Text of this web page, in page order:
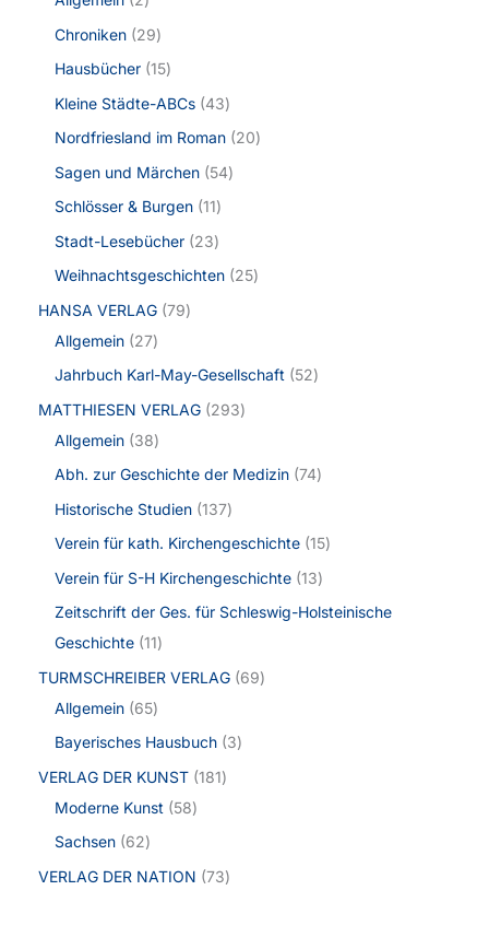
Chroniken 29
Hausbücher 15
Kleine Städte-ABCs 43
Nordfriesland im Roman 20
Sagen und Märchen 54
Schlösser & Burgen 11
Stadt-Lesebücher 23
Weihnachtsgeschichten 25
HANSA VERLAG 79
Allgemein 27
Jahrbuch Karl-May-Gesellschaft
52
MATTHIESEN VERLAG 293
Allgemein 38
Abh. zur Geschichte der Medizin 74
Historische Studien 137
Verein für kath. Kirchengeschichte 15
Verein für S-H Kirchengeschichte 13
Zeitschrift der Ges. für Schleswig-Holsteinische
Geschichte 11
TURMSCHREIBER VERLAG 69
Allgemein 65
Bayerisches Hausbuch 3
VERLAG DER KUNST 181
Moderne Kunst
58
Sachsen 62
VERLAG DER NATION 73